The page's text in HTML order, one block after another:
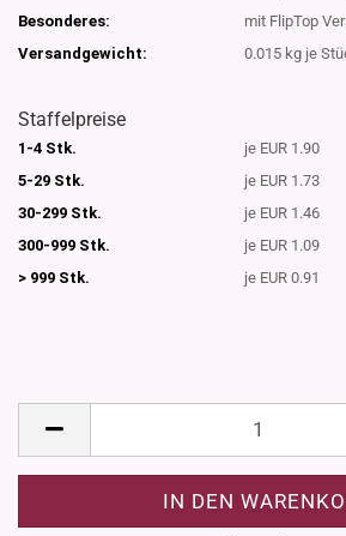
Besonderes:
mit FlipTop
Versandgewicht:
0.015 kg je
Staffelpreise
1-4 Stk.
je EUR 1.90
5-29 Stk.
je EUR 1.73
30-299 Stk.
je EUR 1.46
300-999 Stk.
je EUR 1.09
> 999 Stk.
je EUR 0.91